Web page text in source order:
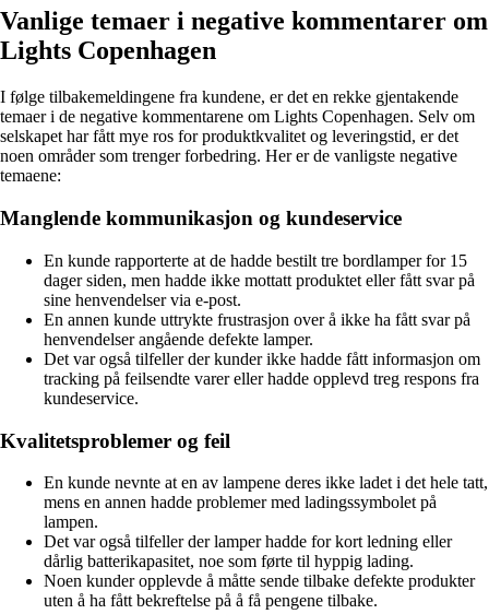
Vanlige temaer i negative kommentarer om
Lights Copenhagen
I følge tilbakemeldingene fra kundene, er det en rekke gjentakende
temaer i de negative kommentarene om Lights Copenhagen. Selv om
selskapet har fått mye ros for produktkvalitet og leveringstid, er det
noen områder som trenger forbedring. Her er de vanligste negative
temaene:
Manglende kommunikasjon og kundeservice
En kunde rapporterte at de hadde bestilt tre bordlamper for 15
dager siden, men hadde ikke mottatt produktet eller fått svar på
sine henvendelser via e-post.
En annen kunde uttrykte frustrasjon over å ikke ha fått svar på
henvendelser angående defekte lamper.
Det var også tilfeller der kunder ikke hadde fått informasjon om
tracking på feilsendte varer eller hadde opplevd treg respons fra
kundeservice.
Kvalitetsproblemer og feil
En kunde nevnte at en av lampene deres ikke ladet i det hele tatt,
mens en annen hadde problemer med ladingssymbolet på
lampen.
Det var også tilfeller der lamper hadde for kort ledning eller
dårlig batterikapasitet, noe som førte til hyppig lading.
Noen kunder opplevde å måtte sende tilbake defekte produkter
uten å ha fått bekreftelse på å få pengene tilbake.